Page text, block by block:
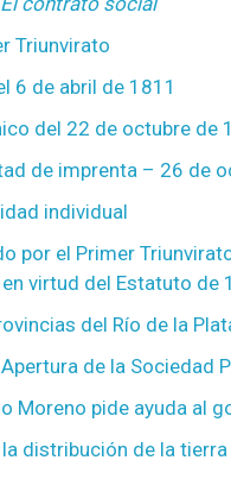
Triunvirato
6 de abril de 1811
del 22 de octubre de
de imprenta – 26 de
individual
por el Primer
virtud del Estatuto de
del Río de la
de la Sociedad
Moreno pide ayuda al
distribución de la tierra